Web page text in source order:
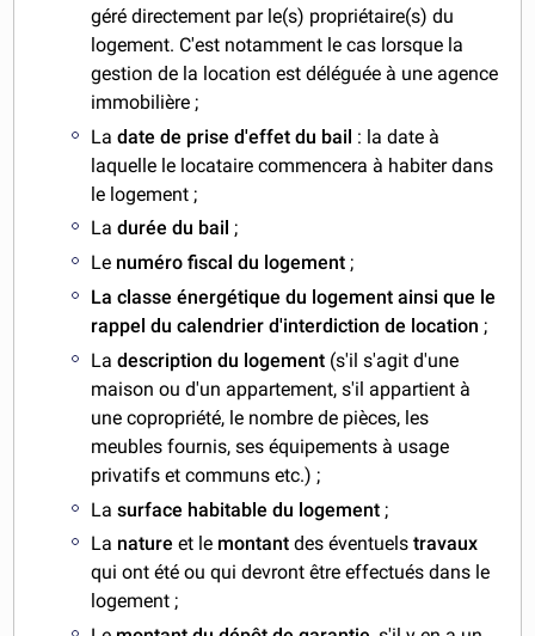
géré directement par le(s) propriétaire(s) du
logement. C'est notamment le cas lorsque la
gestion de la location est déléguée à une agence
immobilière ;
La date de prise d'effet du bail : la date à
laquelle le locataire commencera à habiter dans
le logement ;
Ladurée du bail ;
Le numéro fiscal du logement ;
La classe énergétique du logementainsi que le
rappel du calendrier d'interdiction de location ;
Ladescription du logement (s'il s'agit d'une
maison ou d'un appartement, s'il appartient à
une copropriété, le nombre de pièces, les
meubles fournis, ses équipements à usage
privatifs et communs etc.) ;
Lasurface habitable du logement ;
La nature et le montantdes éventuels travaux
qui ont été ou qui devront être effectués dans le
logement ;